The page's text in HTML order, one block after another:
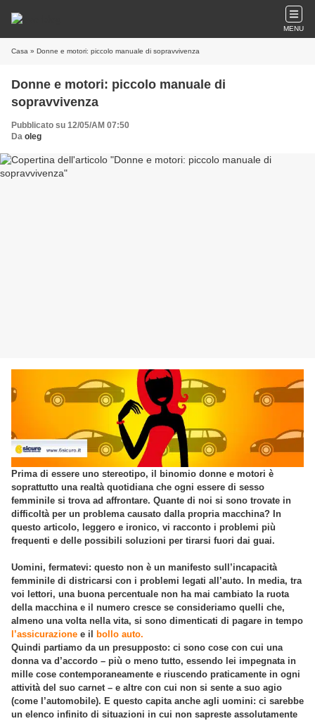
MENU
Casa » Donne e motori: piccolo manuale di sopravvivenza
Donne e motori: piccolo manuale di
sopravvivenza
Pubblicato su 12/05/AM 07:50
Da oleg
Prima di essere uno stereotipo, il binomio donne e motori è
soprattutto una realtà quotidiana che ogni essere di sesso
femminile si trova ad affrontare. Quante di noi si sono trovate in
difficoltà per un problema causato dalla propria macchina? In
questo articolo, leggero e ironico, vi racconto i problemi più
frequenti e delle possibili soluzioni per tirarsi fuori dai guai.
Uomini, fermatevi: questo non è un manifesto sull’incapacità
femminile di districarsi con i problemi legati all’auto. In media, tra
voi lettori, una buona percentuale non ha mai cambiato la ruota
della macchina e il numero cresce se consideriamo quelli che,
almeno una volta nella vita, si sono dimenticati di pagare in tempo
l’assicurazione e il
bollo auto.
Quindi partiamo da un presupposto: ci sono cose con cui una
donna va d’accordo – più o meno tutto, essendo lei impegnata in
mille cose contemporaneamente e riuscendo praticamente in ogni
attività del suo carnet – e altre con cui non si sente a suo agio
(come l’automobile). E questo capita anche agli uomini: ci sarebbe
un elenco infinito di situazioni in cui non sapreste assolutamente